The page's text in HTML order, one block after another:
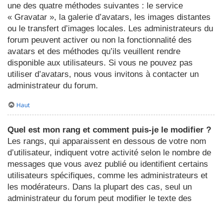
une des quatre méthodes suivantes : le service
« Gravatar », la galerie d’avatars, les images distantes
ou le transfert d’images locales. Les administrateurs du
forum peuvent activer ou non la fonctionnalité des
avatars et des méthodes qu’ils veuillent rendre
disponible aux utilisateurs. Si vous ne pouvez pas
utiliser d’avatars, nous vous invitons à contacter un
administrateur du forum.
Haut
Quel est mon rang et comment puis-je le modifier ?
Les rangs, qui apparaissent en dessous de votre nom
d’utilisateur, indiquent votre activité selon le nombre de
messages que vous avez publié ou identifient certains
utilisateurs spécifiques, comme les administrateurs et
les modérateurs. Dans la plupart des cas, seul un
administrateur du forum peut modifier le texte des